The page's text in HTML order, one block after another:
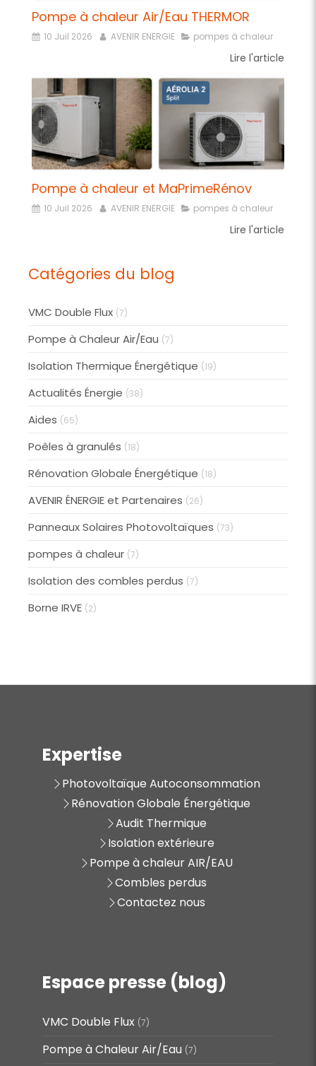
Pompe à chaleur Air/Eau THERMOR
10 Juil 2026 AVENIR ENERGIE pompes à chaleur
Lire l'article
Pompe à chaleur et MaPrimeRénov
10 Juil 2026 AVENIR ENERGIE pompes à chaleur
Lire l'article
Catégories du blog
VMC Double Flux (7)
Pompe à Chaleur Air/Eau (7)
Isolation Thermique Énergétique (19)
Actualités Énergie (38)
Aides (65)
Poêles à granulés (18)
Rénovation Globale Énergétique (18)
AVENIR ÉNERGIE et Partenaires (26)
Panneaux Solaires Photovoltaïques (73)
pompes à chaleur (7)
Isolation des combles perdus (7)
Borne IRVE (2)
Expertise
Photovoltaïque Autoconsommation
Rénovation Globale Énergétique
Audit Thermique
Isolation extérieure
Pompe à chaleur AIR/EAU
Combles perdus
Contactez nous
Espace presse (blog)
VMC Double Flux (7)
Pompe à Chaleur Air/Eau (7)